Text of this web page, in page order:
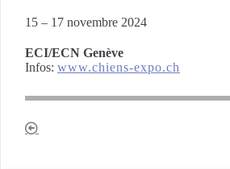
15 – 17 novembre 2024
ECI/ECN Genève
Infos: www.chiens-expo.ch